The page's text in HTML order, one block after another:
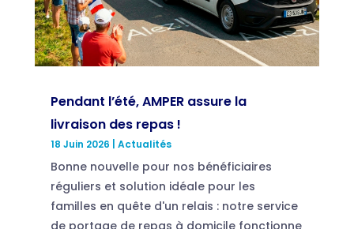
Pendant l’été, AMPER assure la
livraison des repas !
18 Juin 2026 Actualités
Bonne nouvelle pour nos bénéficiaires
réguliers et solution idéale pour les
familles en quête d'un relais : notre service